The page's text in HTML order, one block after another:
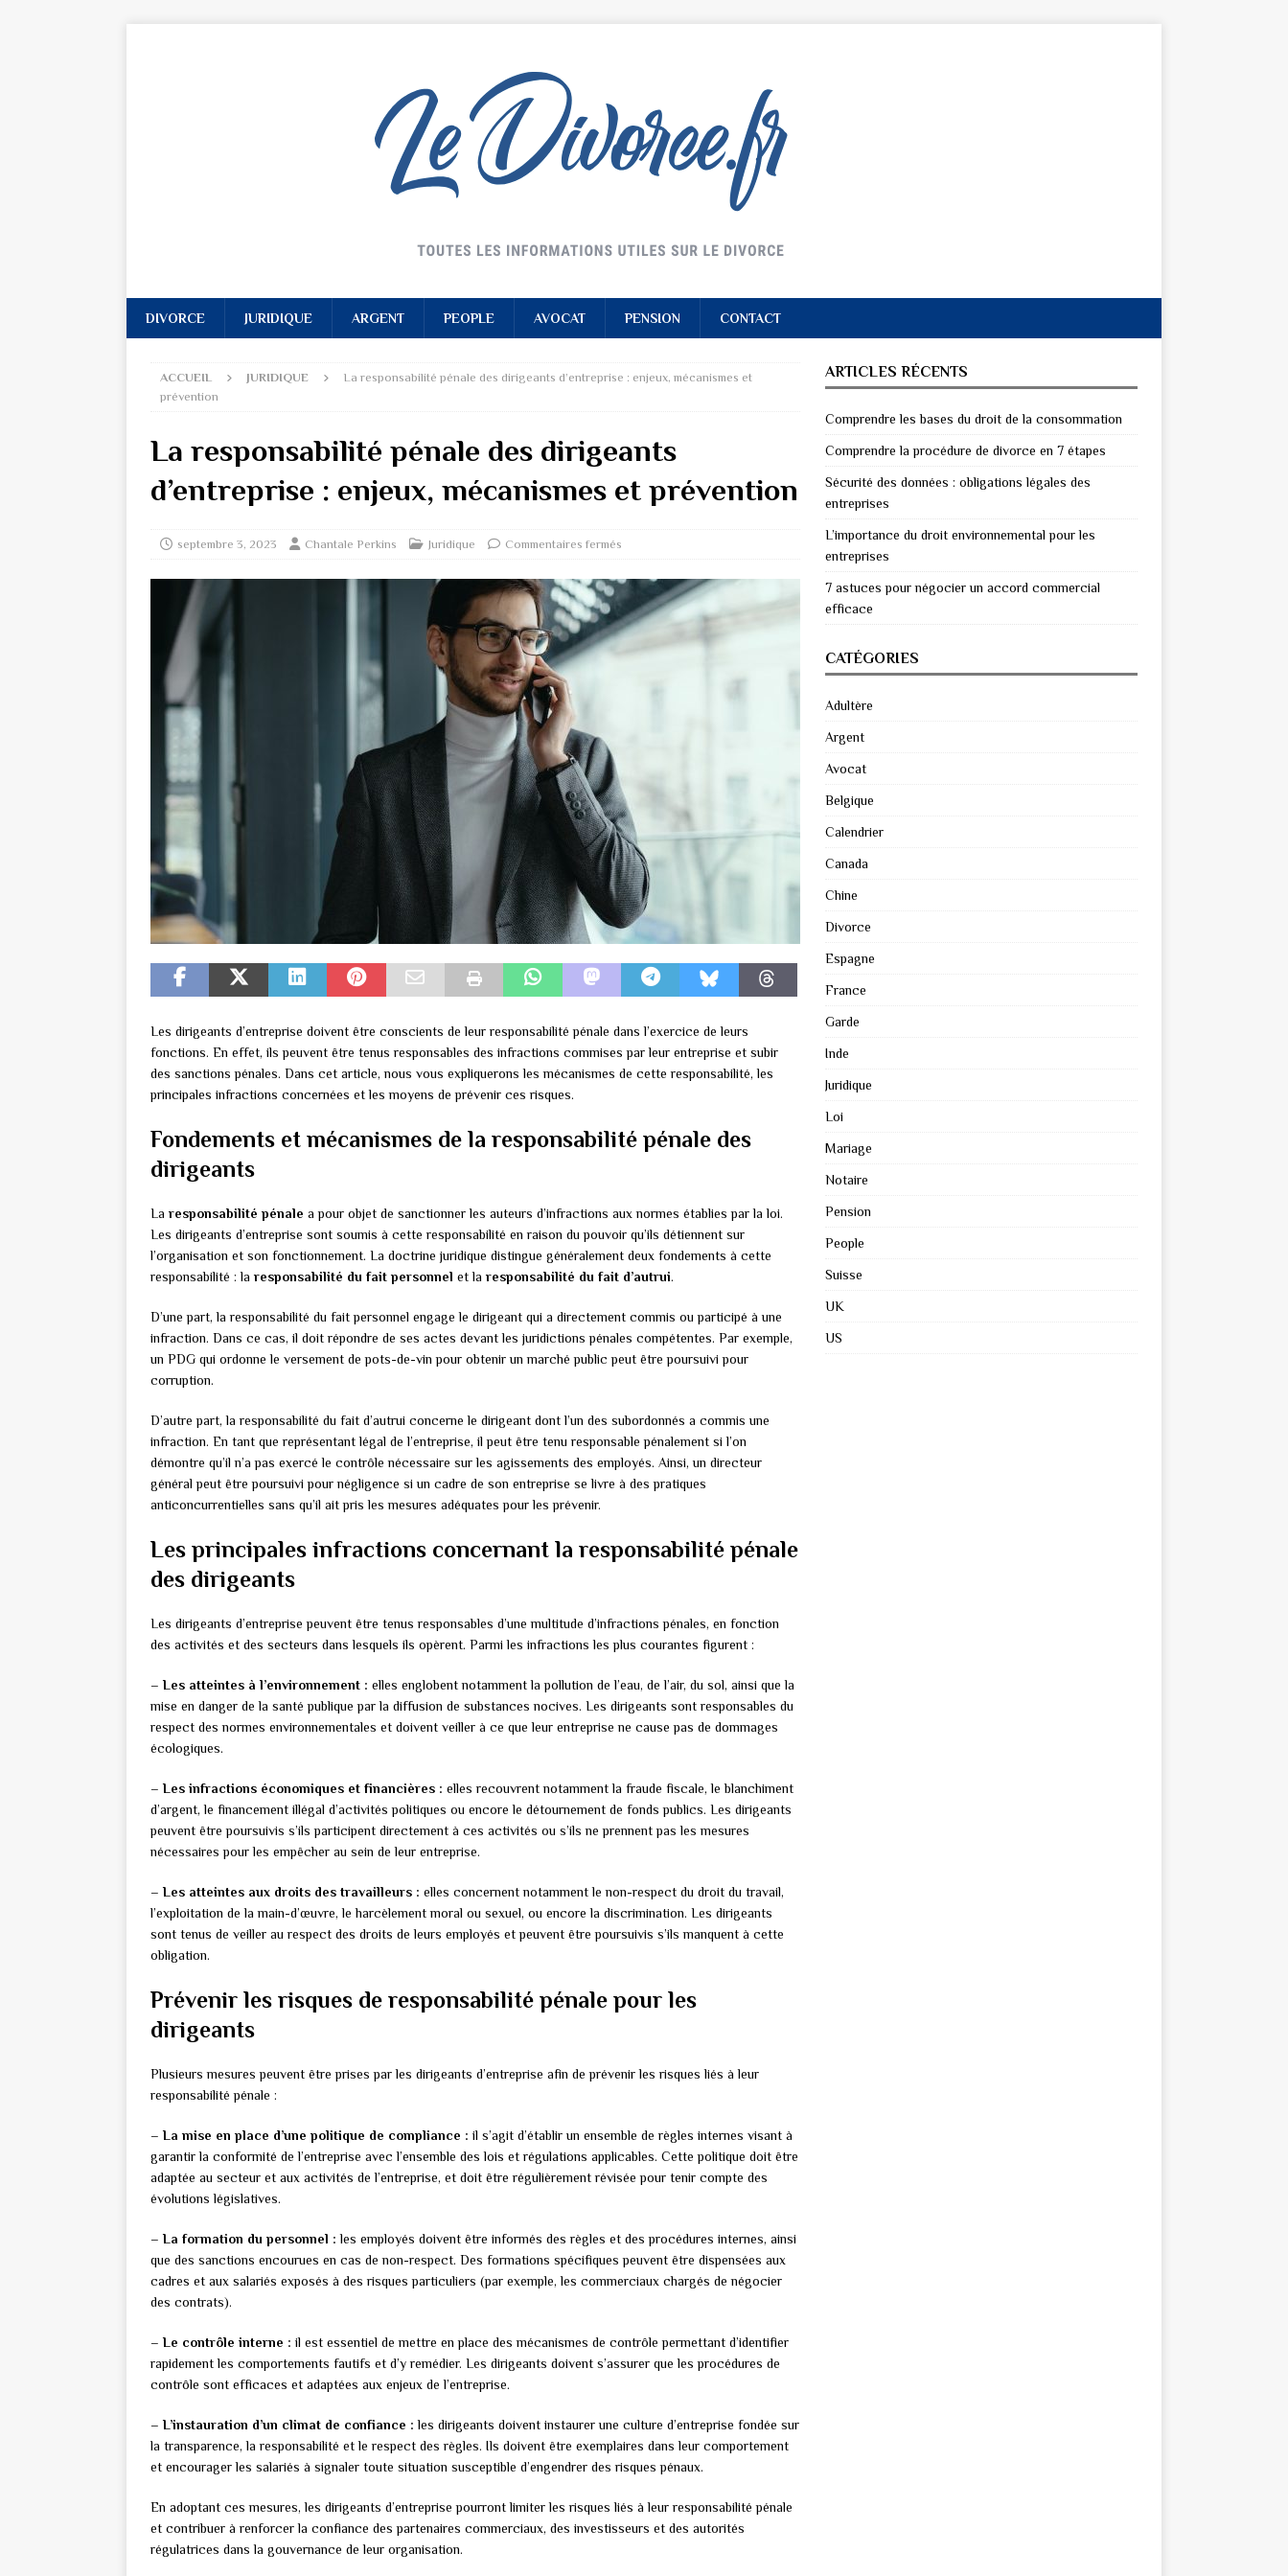
DIVORCE JURIDIQUE ARGENT PEOPLE AVOCAT PENSION CONTACT
ACCUEIL JURIDIQUE
La responsabilité pénale des dirigeants d’entreprise : enjeux, mécanismes et
prévention
La responsabilité pénale des dirigeants
d’entreprise : enjeux, mécanismes et prévention
septembre 3, 2023 Chantale Perkins Juridique Commentaires fermés
Les dirigeants d’entreprise doivent être conscients de leur responsabilité pénale dans l’exercice de leurs
fonctions. En effet, ils peuvent être tenus responsables des infractions commises par leur entreprise et subir
des sanctions pénales. Dans cet article, nous vous expliquerons les mécanismes de cette responsabilité, les
principales infractions concernées et les moyens de prévenir ces risques.
Fondements et mécanismes de la responsabilité pénale des
dirigeants
La responsabilité pénale a pour objet de sanctionner les auteurs d’infractions aux normes établies par la loi.
Les dirigeants d’entreprise sont soumis à cette responsabilité en raison du pouvoir qu’ils détiennent sur
l’organisation et son fonctionnement. La doctrine juridique distingue généralement deux fondements à cette
responsabilité : la responsabilité du fait personnel et la responsabilité du fait d’autrui.
D’une part, la responsabilité du fait personnel engage le dirigeant qui a directement commis ou participé à une
infraction. Dans ce cas, il doit répondre de ses actes devant les juridictions pénales compétentes. Par exemple,
un PDG qui ordonne le versement de pots-de-vin pour obtenir un marché public peut être poursuivi pour
corruption.
D’autre part, la responsabilité du fait d’autrui concerne le dirigeant dont l’un des subordonnés a commis une
infraction. En tant que représentant légal de l’entreprise, il peut être tenu responsable pénalement si l’on
démontre qu’il n’a pas exercé le contrôle nécessaire sur les agissements des employés. Ainsi, un directeur
général peut être poursuivi pour négligence si un cadre de son entreprise se livre à des pratiques
anticoncurrentielles sans qu’il ait pris les mesures adéquates pour les prévenir.
Les principales infractions concernant la responsabilité pénale
des dirigeants
Les dirigeants d’entreprise peuvent être tenus responsables d’une multitude d’infractions pénales, en fonction
des activités et des secteurs dans lesquels ils opèrent. Parmi les infractions les plus courantes figurent :
– Les atteintes à l’environnement : elles englobent notamment la pollution de l’eau, de l’air, du sol, ainsi que la
mise en danger de la santé publique par la diffusion de substances nocives. Les dirigeants sont responsables du
respect des normes environnementales et doivent veiller à ce que leur entreprise ne cause pas de dommages
écologiques.
– Les infractions économiques et financières : elles recouvrent notamment la fraude fiscale, le blanchiment
d’argent, le financement illégal d’activités politiques ou encore le détournement de fonds publics. Les dirigeants
peuvent être poursuivis s’ils participent directement à ces activités ou s’ils ne prennent pas les mesures
nécessaires pour les empêcher au sein de leur entreprise.
– Les atteintes aux droits des travailleurs : elles concernent notamment le non-respect du droit du travail,
l’exploitation de la main-d’œuvre, le harcèlement moral ou sexuel, ou encore la discrimination. Les dirigeants
sont tenus de veiller au respect des droits de leurs employés et peuvent être poursuivis s’ils manquent à cette
obligation.
Prévenir les risques de responsabilité pénale pour les
dirigeants
Plusieurs mesures peuvent être prises par les dirigeants d’entreprise afin de prévenir les risques liés à leur
responsabilité pénale :
– La mise en place d’une politique de compliance : il s’agit d’établir un ensemble de règles internes visant à
garantir la conformité de l’entreprise avec l’ensemble des lois et régulations applicables. Cette politique doit être
adaptée au secteur et aux activités de l’entreprise, et doit être régulièrement révisée pour tenir compte des
évolutions législatives.
– La formation du personnel : les employés doivent être informés des règles et des procédures internes, ainsi
que des sanctions encourues en cas de non-respect. Des formations spécifiques peuvent être dispensées aux
cadres et aux salariés exposés à des risques particuliers (par exemple, les commerciaux chargés de négocier
des contrats).
– Le contrôle interne : il est essentiel de mettre en place des mécanismes de contrôle permettant d’identifier
rapidement les comportements fautifs et d’y remédier. Les dirigeants doivent s’assurer que les procédures de
contrôle sont efficaces et adaptées aux enjeux de l’entreprise.
– L’instauration d’un climat de confiance : les dirigeants doivent instaurer une culture d’entreprise fondée sur
la transparence, la responsabilité et le respect des règles. Ils doivent être exemplaires dans leur comportement
et encourager les salariés à signaler toute situation susceptible d’engendrer des risques pénaux.
En adoptant ces mesures, les dirigeants d’entreprise pourront limiter les risques liés à leur responsabilité pénale
et contribuer à renforcer la confiance des partenaires commerciaux, des investisseurs et des autorités
régulatrices dans la gouvernance de leur organisation.
ARTICLES RÉCENTS
Comprendre les bases du droit de la consommation
Comprendre la procédure de divorce en 7 étapes
Sécurité des données : obligations légales des
entreprises
L’importance du droit environnemental pour les
entreprises
7 astuces pour négocier un accord commercial
efficace
CATÉGORIES
Adultère
Argent
Avocat
Belgique
Calendrier
Canada
Chine
Divorce
Espagne
France
Garde
Inde
Juridique
Loi
Mariage
Notaire
Pension
People
Suisse
UK
US